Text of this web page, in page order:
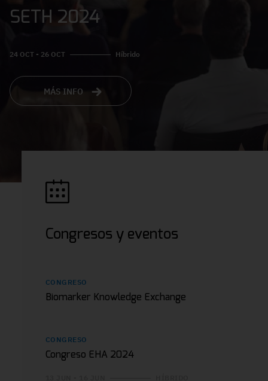
SETH 2024
24 OCT - 26 OCT Híbrido
MÁS INFO
Congresos y eventos
CONGRESO
Biomarker Knowledge Exchange
CONGRESO
Congreso EHA 2024